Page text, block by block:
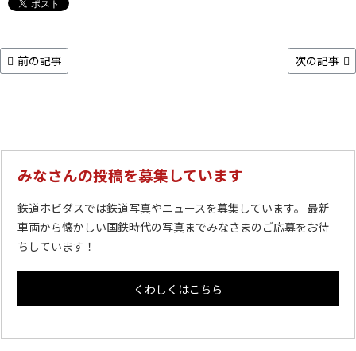
前の記事 次の記事
みなさんの投稿を募集しています
鉄道ホビダスでは鉄道写真やニュースを募集しています。 最新
車両から懐かしい国鉄時代の写真までみなさまのご応募をお待
ちしています！
くわしくはこちら